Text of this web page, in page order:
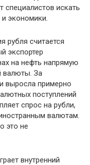
специалистов искать
экономики.
рубля считается
экспортер
на нефть напрямую
валюты. За
выросла примерно
поступлений
спрос на рубли,
валютам.
это не
внутренний